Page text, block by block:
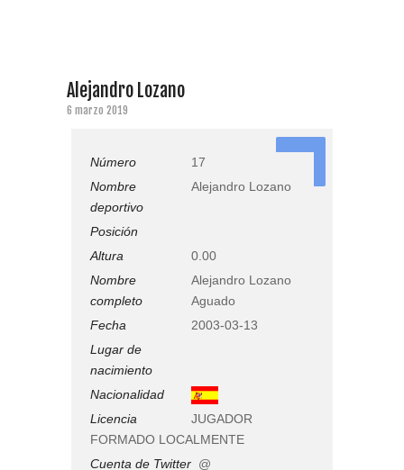
Alejandro Lozano
6 marzo 2019
Número
17
Nombre
deportivo
Alejandro Lozano
Posición
Altura
0.00
Nombre
completo
Alejandro Lozano
Aguado
Fecha
2003-03-13
Lugar de
nacimiento
Nacionalidad
Licencia
JUGADOR
FORMADO LOCALMENTE
Cuenta de Twitter @